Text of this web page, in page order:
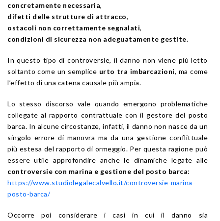
concretamente necessaria,
difetti delle strutture di attracco,
ostacoli non correttamente segnalati,
condizioni di sicurezza non adeguatamente gestite.
In questo tipo di controversie, il danno non viene più letto
soltanto come un semplice urto tra imbarcazioni, ma come
l’effetto di una catena causale più ampia.
Lo stesso discorso vale quando emergono problematiche
collegate al rapporto contrattuale con il gestore del posto
barca. In alcune circostanze, infatti, il danno non nasce da un
singolo errore di manovra ma da una gestione conflittuale
più estesa del rapporto di ormeggio. Per questa ragione può
essere utile approfondire anche le dinamiche legate alle
controversie con marina e gestione del posto barca:
https://www.studiolegalecalvello.it/controversie-marina-
posto-barca/
Occorre poi considerare i casi in cui il danno sia